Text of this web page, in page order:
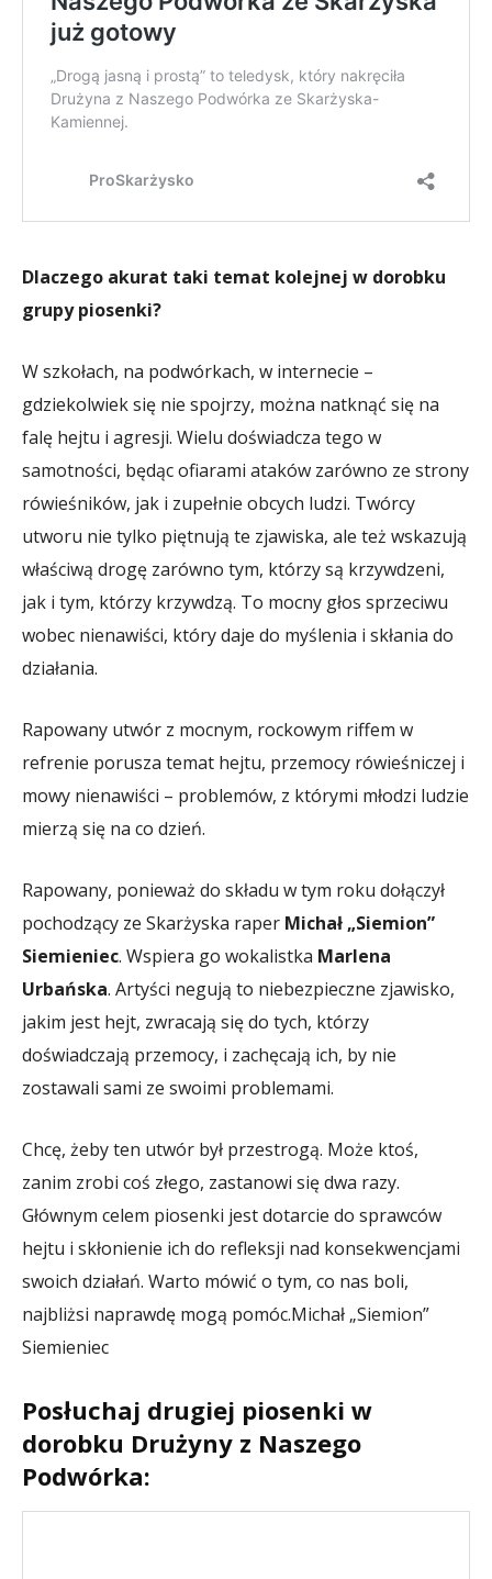
Dlaczego akurat taki temat kolejnej w dorobku
grupy piosenki?
W szkołach, na podwórkach, w internecie –
gdziekolwiek się nie spojrzy, można natknąć się na
falę hejtu i agresji. Wielu doświadcza tego w
samotności, będąc ofiarami ataków zarówno ze strony
rówieśników, jak i zupełnie obcych ludzi. Twórcy
utworu nie tylko piętnują te zjawiska, ale też wskazują
właściwą drogę zarówno tym, którzy są krzywdzeni,
jak i tym, którzy krzywdzą. To mocny głos sprzeciwu
wobec nienawiści, który daje do myślenia i skłania do
działania.
Rapowany utwór z mocnym, rockowym riffem w
refrenie porusza temat hejtu, przemocy rówieśniczej i
mowy nienawiści – problemów, z którymi młodzi ludzie
mierzą się na co dzień.
Rapowany, ponieważ do składu w tym roku dołączył
pochodzący ze Skarżyska raper Michał „Siemion”
Siemieniec. Wspiera go wokalistka Marlena
Urbańska. Artyści negują to niebezpieczne zjawisko,
jakim jest hejt, zwracają się do tych, którzy
doświadczają przemocy, i zachęcają ich, by nie
zostawali sami ze swoimi problemami.
Chcę, żeby ten utwór był przestrogą. Może ktoś,
zanim zrobi coś złego, zastanowi się dwa razy.
Głównym celem piosenki jest dotarcie do sprawców
hejtu i skłonienie ich do refleksji nad konsekwencjami
swoich działań. Warto mówić o tym, co nas boli,
najbliżsi naprawdę mogą pomóc.Michał „Siemion”
Siemieniec
Posłuchaj drugiej piosenki w
dorobku Drużyny z Naszego
Podwórka: